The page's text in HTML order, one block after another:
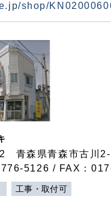
shop/
青森県青森市古川
5126 / FAX：
工事・取付可